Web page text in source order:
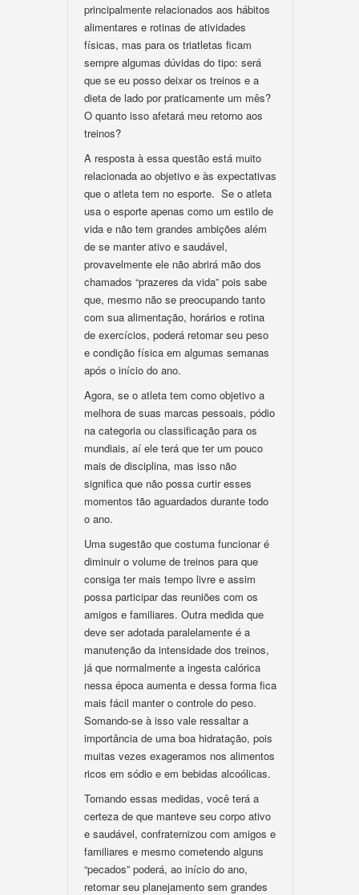
principalmente relacionados aos hábitos
alimentares e rotinas de atividades
físicas, mas para os triatletas ficam
sempre algumas dúvidas do tipo: será
que se eu posso deixar os treinos e a
dieta de lado por praticamente um mês?
O quanto isso afetará meu retorno aos
treinos?
A resposta à essa questão está muito
relacionada ao objetivo e às expectativas
que o atleta tem no esporte. Se o atleta
usa o esporte apenas como um estilo de
vida e não tem grandes ambições além
de se manter ativo e saudável,
provavelmente ele não abrirá mão dos
chamados “prazeres da vida” pois sabe
que, mesmo não se preocupando tanto
com sua alimentação, horários e rotina
de exercícios, poderá retomar seu peso
e condição física em algumas semanas
após o início do ano.
Agora, se o atleta tem como objetivo a
melhora de suas marcas pessoais, pódio
na categoria ou classificação para os
mundiais, aí ele terá que ter um pouco
mais de disciplina, mas isso não
significa que não possa curtir esses
momentos tão aguardados durante todo
o ano.
Uma sugestão que costuma funcionar é
diminuir o volume de treinos para que
consiga ter mais tempo livre e assim
possa participar das reuniões com os
amigos e familiares. Outra medida que
deve ser adotada paralelamente é a
manutenção da intensidade dos treinos,
já que normalmente a ingesta calórica
nessa época aumenta e dessa forma fica
mais fácil manter o controle do peso.
Somando-se à isso vale ressaltar a
importância de uma boa hidratação, pois
muitas vezes exageramos nos alimentos
ricos em sódio e em bebidas alcoólicas.
Tomando essas medidas, você terá a
certeza de que manteve seu corpo ativo
e saudável, confraternizou com amigos e
familiares e mesmo cometendo alguns
“pecados” poderá, ao início do ano,
retomar seu planejamento sem grandes